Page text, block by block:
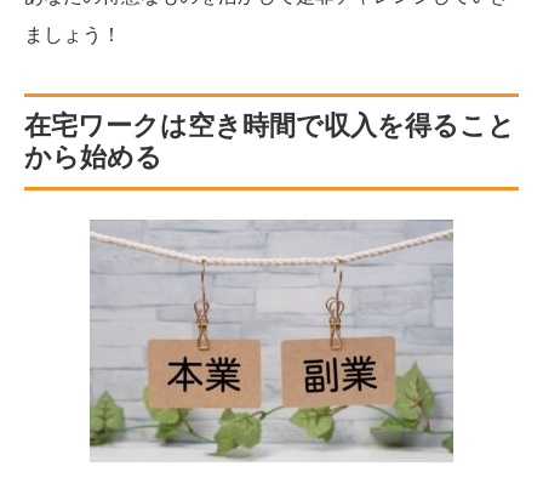
ましょう！
在宅ワークは空き時間で収入を得ること
から始める